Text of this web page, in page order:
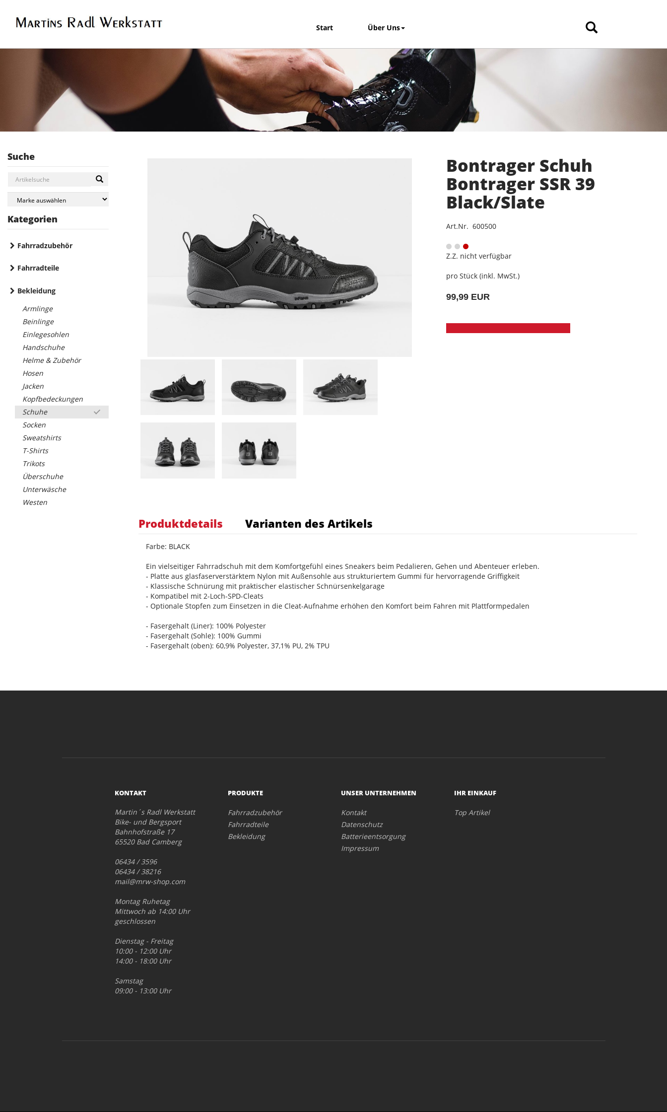
Start Über Uns
Suche
Kategorien
Fahrradzubehör
Fahrradteile
Bekleidung
Armlinge
Beinlinge
Einlegesohlen
Handschuhe
Helme & Zubehör
Hosen
Jacken
Kopfbedeckungen
Schuhe
Socken
Sweatshirts
T-Shirts
Trikots
Überschuhe
Unterwäsche
Westen
Bontrager Schuh
Bontrager SSR 39
Black/Slate
Art.Nr. 600500
Z.Z. nicht verfügbar
pro Stück (inkl. MwSt.)
99,99 EUR
Produktdetails Varianten des Artikels
Farbe: BLACK
Ein vielseitiger Fahrradschuh mit dem Komfortgefühl eines Sneakers beim Pedalieren, Gehen und Abenteuer erleben.
- Platte aus glasfaserverstärktem Nylon mit Außensohle aus strukturiertem Gummi für hervorragende Griffigkeit
- Klassische Schnürung mit praktischer elastischer Schnürsenkelgarage
- Kompatibel mit 2-Loch-SPD-Cleats
- Optionale Stopfen zum Einsetzen in die Cleat-Aufnahme erhöhen den Komfort beim Fahren mit Plattformpedalen
- Fasergehalt (Liner): 100% Polyester
- Fasergehalt (Sohle): 100% Gummi
- Fasergehalt (oben): 60,9% Polyester, 37,1% PU, 2% TPU
KONTAKT
Martin´s Radl Werkstatt
Bike- und Bergsport
Bahnhofstraße 17
65520 Bad Camberg
06434 / 3596
06434 / 38216
mail@mrw-shop.com
Montag Ruhetag
Mittwoch ab 14:00 Uhr
geschlossen
Dienstag - Freitag
10:00 - 12:00 Uhr
14:00 - 18:00 Uhr
Samstag
09:00 - 13:00 Uhr
PRODUKTE
Fahrradzubehör
Fahrradteile
Bekleidung
UNSER UNTERNEHMEN
Kontakt
Datenschutz
Batterieentsorgung
Impressum
IHR EINKAUF
Top Artikel